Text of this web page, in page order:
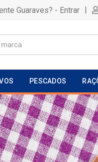
Guaraves? - Entrar |
PESCADOS